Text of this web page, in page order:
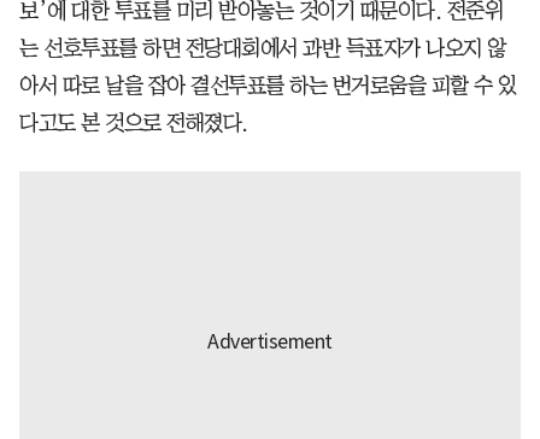
보’에 대한 투표를 미리 받아놓는 것이기 때문이다. 전준위
는 선호투표를 하면 전당대회에서 과반 득표자가 나오지 않
아서 따로 날을 잡아 결선투표를 하는 번거로움을 피할 수 있
다고도 본 것으로 전해졌다.